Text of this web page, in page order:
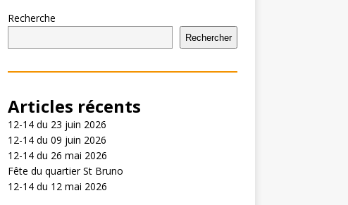
Recherche
Rechercher
Articles récents
12-14 du 23 juin 2026
12-14 du 09 juin 2026
12-14 du 26 mai 2026
Fête du quartier St Bruno
12-14 du 12 mai 2026